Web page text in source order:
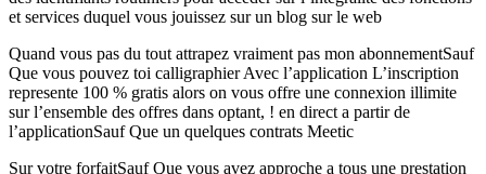
et services duquel vous jouissez sur un blog sur le web
Quand vous pas du tout attrapez vraiment pas mon abonnementSauf
Que vous pouvez toi calligraphier Avec l’application L’inscription
represente 100 % gratis alors on vous offre une connexion illimite
sur l’ensemble des offres dans optant, ! en direct a partir de
l’applicationSauf Que un quelques contrats Meetic
Sur votre forfaitSauf Que vous avez approche a tous une prestation